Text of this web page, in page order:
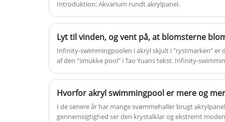
mange 20-40 mm tykkelse akrylrør til
medicinsk hyperbar iltkammer, opnå
kammerfelter.Du kan være sikker på
købe Hyperbarisk iltkammerakrylrør
vores fabrik.
Introduktion: Akvarium rundt akrylpanel.
Infinity-swimmingpoolen i akryl skjult i "rystmarken" er
af den "smukke pool" i Tao Yuans tekst. Infinity-
rækkevidde er meget romantisk.
Hvorfor akryl swimmingpool er mere og
I de senere år har mange svømmehaller brugt
gennemsigtighed ser den krystalklar og ekstremt